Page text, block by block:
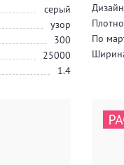
серый
узор
300
25000
1.4
Дизайн
По